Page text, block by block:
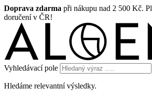
Doprava zdarma při nákupu nad 2 500 Kč.
doručení v ČR!
Vyhledávací pole
Hledáme relevantní výsledky.